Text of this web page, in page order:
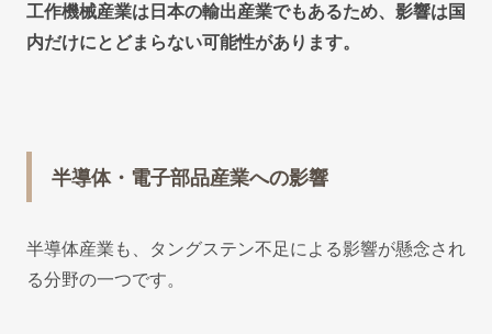
工作機械産業は日本の輸出産業でもあるため、影響は国
内だけにとどまらない可能性があります。
半導体・電子部品産業への影響
半導体産業も、タングステン不足による影響が懸念され
る分野の一つです。